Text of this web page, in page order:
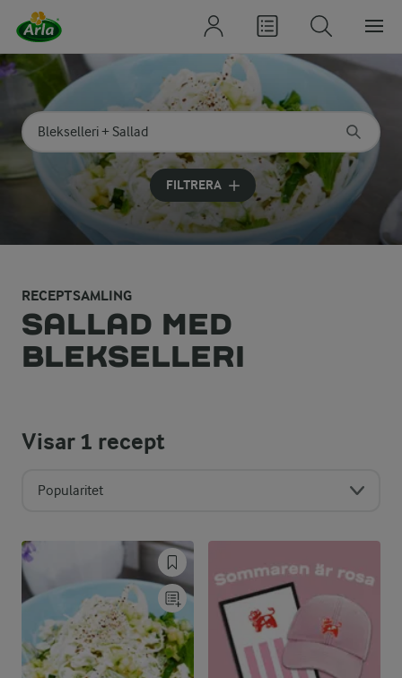
Sök på kategori eller ingrediens
Skriv in sökord för att få förslag
FILTRERA
RECEPTSAMLING
SALLAD MED
BLEKSELLERI
Visar1 recept
Popularitet